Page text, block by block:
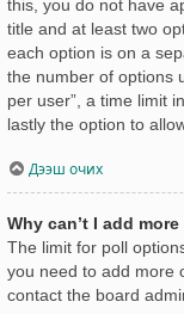
this, you do not have
title and at least two
each option is on a
the number of options
per user”, a time limit
lastly the option to
Дээш очих
Why can’t I add
The limit for poll
you need to add more
contact the board